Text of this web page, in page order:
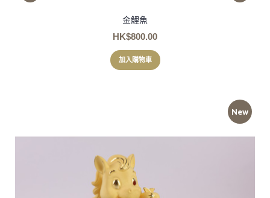
金鯉魚
HK$800.00
加入購物車
New